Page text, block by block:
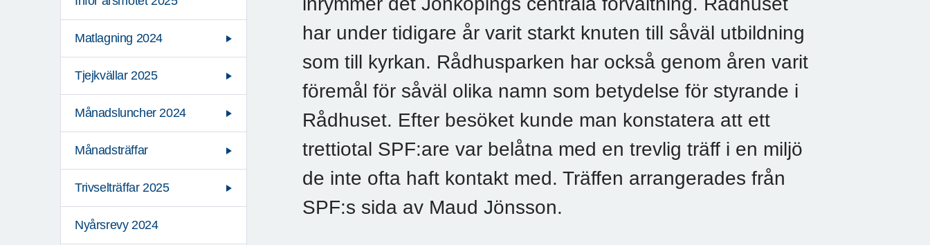
Matlagning 2024
Tjejkvällar 2025
Månadsluncher 2024
Månadsträffar
Trivselträffar 2025
Nyårsrevy 2024
har under tidigare år varit starkt knuten till såväl utbildning
som till kyrkan. Rådhusparken har också genom åren varit
föremål för såväl olika namn som betydelse för styrande i
Rådhuset. Efter besöket kunde man konstatera att ett
trettiotal SPF:are var belåtna med en trevlig träff i en miljö
de inte ofta haft kontakt med. Träffen arrangerades från
SPF:s sida av Maud Jönsson.